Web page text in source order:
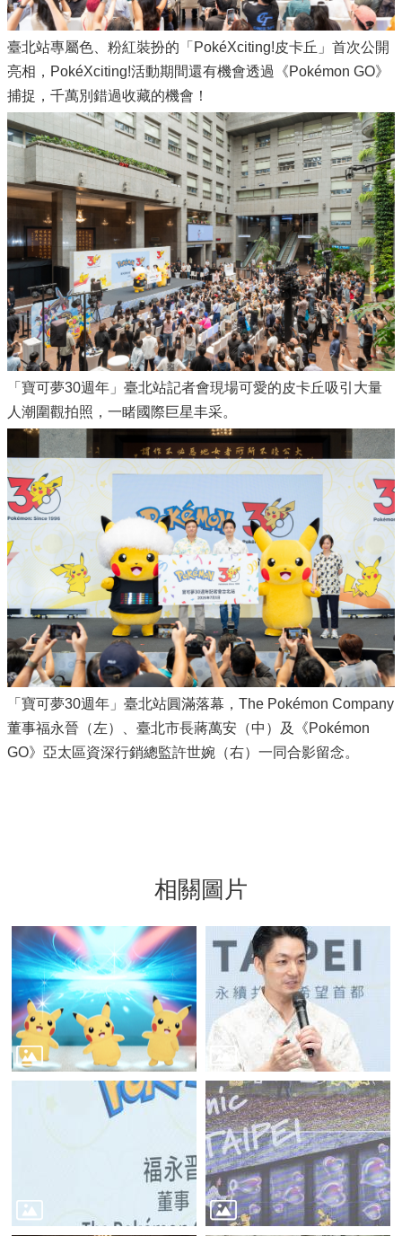
臺北站專屬色、粉紅裝扮的「PokéXciting!皮卡丘」首次公開
亮相，PokéXciting!活動期間還有機會透過《Pokémon GO》
捕捉，千萬別錯過收藏的機會！
「寶可夢30週年」臺北站記者會現場可愛的皮卡丘吸引大量
人潮圍觀拍照，一睹國際巨星丰采。
「寶可夢30週年」臺北站圓滿落幕，The Pokémon Company
董事福永晉（左）、臺北市長蔣萬安（中）及《Pokémon
GO》亞太區資深行銷總監許世婉（右）一同合影留念。
相關圖片